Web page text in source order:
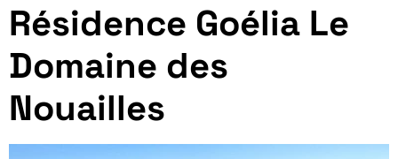
Résidence Goélia Le
Domaine des
Nouailles